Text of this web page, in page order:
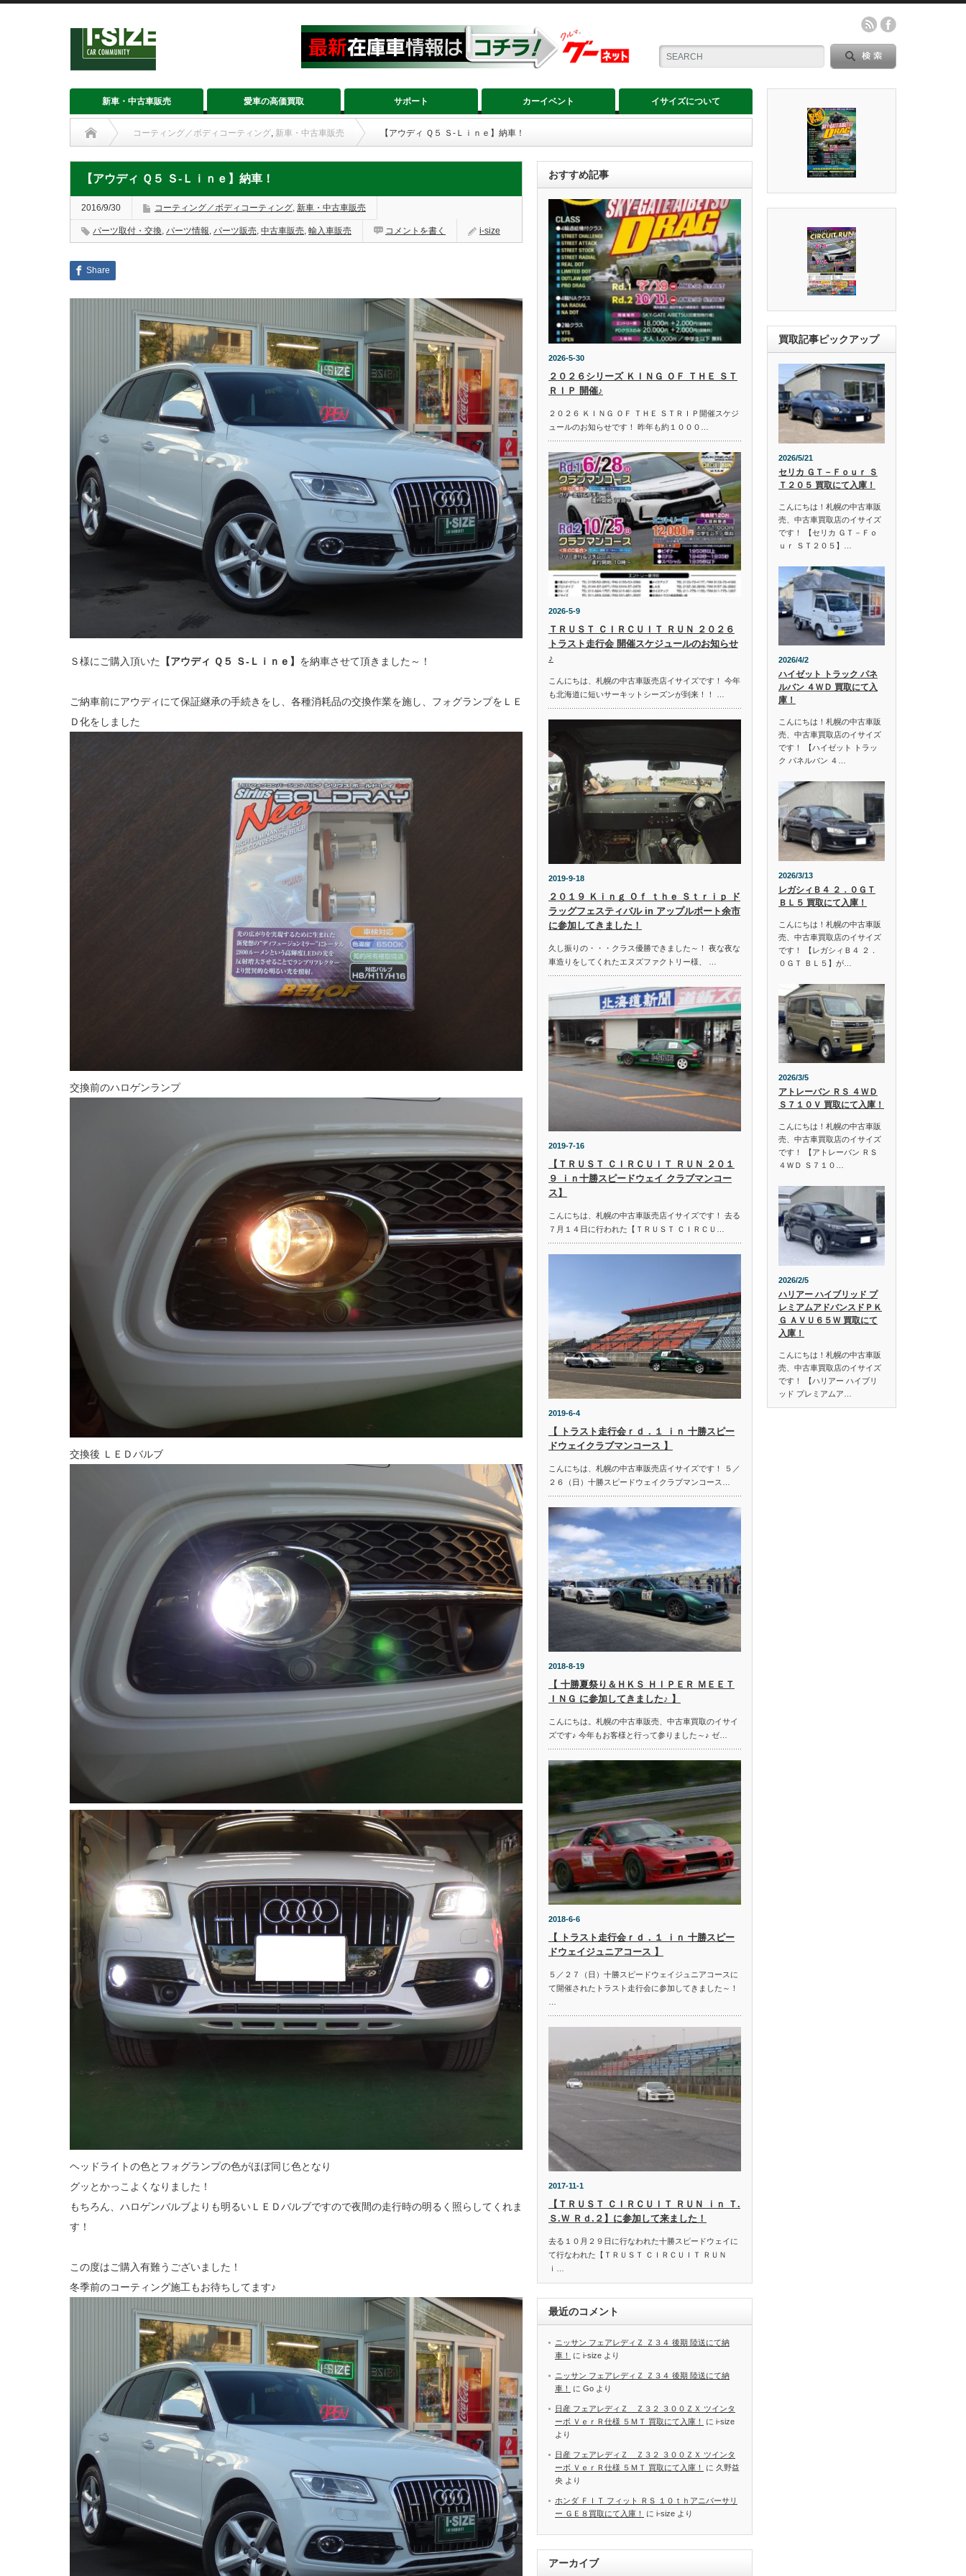
新車・中古車販売 愛車の高価買取 サポート カーイベント イサイズについて
コーティング／ボディコーティング, 新車・中古車販売 【アウディ Ｑ５ Ｓ‐Ｌｉｎｅ】納車！
【アウディ Ｑ５ Ｓ‐Ｌｉｎｅ】納車！
2016/9/30 コーティング／ボディコーティング, 新車・中古車販売
パーツ取付・交換, パーツ情報, パーツ販売, 中古車販売, 輸入車販売 コメントを書く i-size
Share
Ｓ様にご購入頂いた 【アウディ Ｑ５ Ｓ‐Ｌｉｎｅ】 を納車させて頂きました～！
ご納車前にアウディにて保証継承の手続きをし、各種消耗品の交換作業を施し、フォグランプをＬＥ
Ｄ化をしました
交換前のハロゲンランプ
交換後 ＬＥＤバルブ
ヘッドライトの色とフォグランプの色がほぼ同じ色となり
グッとかっこよくなりました！
もちろん、ハロゲンバルブよりも明るいＬＥＤバルブですので夜間の走行時の明るく照らしてくれま
す！
この度はご購入有難うございました！
冬季前のコーティング施工もお待ちしてます♪
おすすめ記事
2026-5-30
２０２６シリーズ ＫＩＮＧ ＯＦ ＴＨＥ ＳＴ
ＲＩＰ 開催♪
２０２６ ＫＩＮＧ ＯＦ ＴＨＥ ＳＴＲＩＰ開催スケジ
ュールのお知らせです！ 昨年も約１０００…
2026-5-9
ＴＲＵＳＴ ＣＩＲＣＵＩＴ ＲＵＮ ２０２６
トラスト走行会 開催スケジュールのお知らせ
♪
こんにちは、札幌の中古車販売店イサイズです！ 今年
も北海道に短いサーキットシーズンが到来！！ …
2019-9-18
２０１９ Ｋｉｎｇ Ｏｆ ｔｈｅ Ｓｔｒｉｐ ド
ラッグフェスティバル in アップルポート余市
に参加してきました！
久し振りの・・・クラス優勝できました～！ 夜な夜な
車造りをしてくれたエヌズファクトリー様、 …
2019-7-16
【ＴＲＵＳＴ ＣＩＲＣＵＩＴ ＲＵＮ ２０１
９ ｉｎ十勝スピードウェイ クラブマンコー
ス】
こんにちは、札幌の中古車販売店イサイズです！ 去る
７月１４日に行われた【ＴＲＵＳＴ ＣＩＲＣＵ…
2019-6-4
【 トラスト走行会ｒｄ．１ ｉｎ 十勝スピー
ドウェイクラブマンコース 】
こんにちは、札幌の中古車販売店イサイズです！ ５／
２６（日）十勝スピードウェイクラブマンコース…
2018-8-19
【 十勝夏祭り＆ＨＫＳ ＨＩＰＥＲ ＭＥＥＴ
ＩＮＧ に参加してきました♪ 】
こんにちは。札幌の中古車販売、中古車買取のイサイ
ズです♪ 今年もお客様と行って参りました～♪ ゼ…
2018-6-6
【 トラスト走行会ｒｄ．１ ｉｎ 十勝スピー
ドウェイジュニアコース 】
５／２７（日）十勝スピードウェイジュニアコースに
て開催されたトラスト走行会に参加してきました～！
2017-11-1
【ＴＲＵＳＴ ＣＩＲＣＵＩＴ ＲＵＮ ｉｎ Ｔ.
Ｓ.Ｗ Ｒｄ.２】に参加して来ました！
去る１０月２９日に行なわれた十勝スピードウェイに
て行なわれた【ＴＲＵＳＴ ＣＩＲＣＵＩＴ ＲＵＮ
ｉ…
最近のコメント
ニッサン フェアレディＺ Ｚ３４ 後期 陸送にて納
車！
に i-size より
ニッサン フェアレディＺ Ｚ３４ 後期 陸送にて納
車！
に Go より
日産 フェアレディＺ Ｚ３２ ３００ＺＸ ツインタ
ーボ ＶｅｒＲ仕様 ５ＭＴ 買取にて入庫！
に i-size
より
日産 フェアレディＺ Ｚ３２ ３００ＺＸ ツインタ
ーボ ＶｅｒＲ仕様 ５ＭＴ 買取にて入庫！
に 久野益
央 より
ホンダ ＦＩＴ フィット ＲＳ １０ｔｈアニバーサリ
ー ＧＥ８買取にて入庫！
に i-size より
アーカイブ
買取記事ピックアップ
2026/5/21
セリカ ＧＴ－Ｆｏｕｒ Ｓ
Ｔ２０５ 買取にて入庫！
こんにちは！札幌の中古車販
売、中古車買取店のイサイズ
です！ 【セリカ ＧＴ－Ｆｏ
ｕｒ ＳＴ２０５】…
2026/4/2
ハイゼット トラック パネ
ルバン ４ＷＤ 買取にて入
庫！
こんにちは！札幌の中古車販
売、中古車買取店のイサイズ
です！ 【ハイゼット トラッ
ク パネルバン ４…
2026/3/13
レガシィＢ４ ２．０ＧＴ
ＢＬ５ 買取にて入庫！
こんにちは！札幌の中古車販
売、中古車買取店のイサイズ
です！ 【レガシィＢ４ ２．
０ＧＴ ＢＬ５】が…
2026/3/5
アトレーバン ＲＳ ４ＷＤ
Ｓ７１０Ｖ 買取にて入庫！
こんにちは！札幌の中古車販
売、中古車買取店のイサイズ
です！ 【アトレーバン ＲＳ
４ＷＤ Ｓ７１０…
2026/2/5
ハリアー ハイブリッド プ
レミアムアドバンスドＰＫ
Ｇ ＡＶＵ６５Ｗ 買取にて
入庫！
こんにちは！札幌の中古車販
売、中古車買取店のイサイズ
です！ 【ハリアー ハイブリ
ッド プレミアムア…